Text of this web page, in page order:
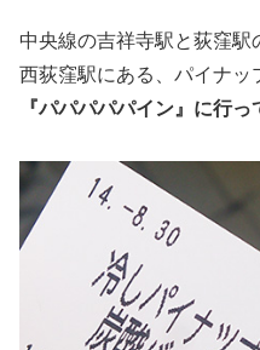
中央線の吉祥寺駅と荻窪駅
西荻窪駅にある、パイナッ
『パパパパパイン』に行っ